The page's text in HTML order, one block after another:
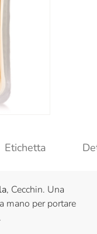
Etichetta
, Cecchin. Una
mano per portare